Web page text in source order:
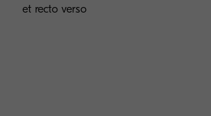
et recto verso